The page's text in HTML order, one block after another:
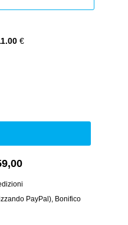
€
PayPal), Bonifico